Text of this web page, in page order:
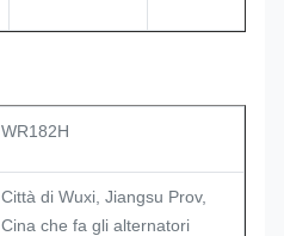
WR182H
Città di Wuxi, Jiangsu Prov,
Cina che fa gli alternatori